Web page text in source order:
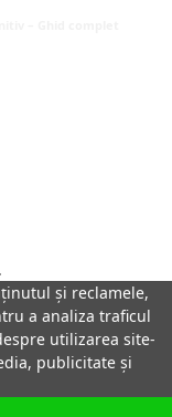
și reclamele,
a analiza traficul
utilizarea site-
publicitate și